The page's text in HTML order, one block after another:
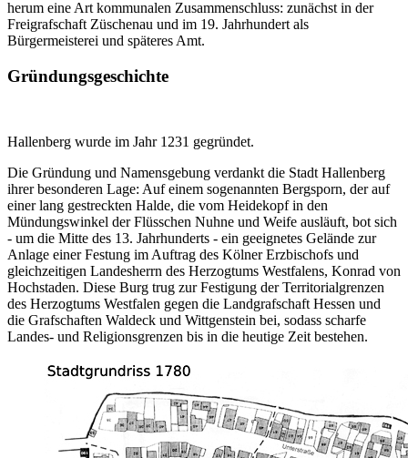
herum eine Art kommunalen Zusammenschluss: zunächst in der
Freigrafschaft Züschenau und im 19. Jahrhundert als
Bürgermeisterei und späteres Amt.
Gründungsgeschichte
Hallenberg wurde im Jahr 1231 gegründet.
Die Gründung und Namensgebung verdankt die Stadt Hallenberg
ihrer besonderen Lage: Auf einem sogenannten Bergsporn, der auf
einer lang gestreckten Halde, die vom Heidekopf in den
Mündungswinkel der Flüsschen Nuhne und Weife ausläuft, bot sich
- um die Mitte des 13. Jahrhunderts - ein geeignetes Gelände zur
Anlage einer Festung im Auftrag des Kölner Erzbischofs und
gleichzeitigen Landesherrn des Herzogtums Westfalens, Konrad von
Hochstaden. Diese Burg trug zur Festigung der Territorialgrenzen
des Herzogtums Westfalen gegen die Landgrafschaft Hessen und
die Grafschaften Waldeck und Wittgenstein bei, sodass scharfe
Landes- und Religionsgrenzen bis in die heutige Zeit bestehen.